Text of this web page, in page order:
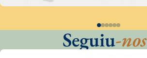
Seguiu-nos